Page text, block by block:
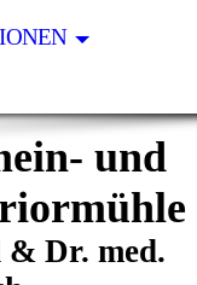
und
Dr. med.